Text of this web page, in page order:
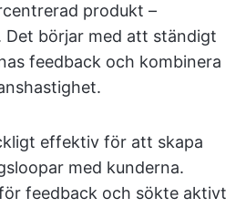
produkt –
börjar med att ständigt
feedback och kombinera
effektiv för att skapa
med kunderna.
feedback och sökte aktivt